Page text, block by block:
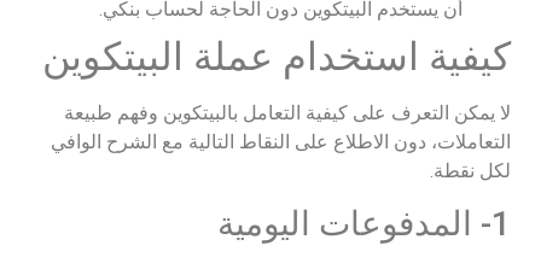
أن يستخدم البيتكوين دون الحاجة لحساب بنكي.
كيفية استخدام عملة البيتكوين
لا يمكن التعرف على كيفية التعامل بالبيتكوين وفهم طبيعة
التعاملات، دون الاطلاع على النقاط التالية مع الشرح الوافي
لكل نقطة.
1- المدفوعات اليومية